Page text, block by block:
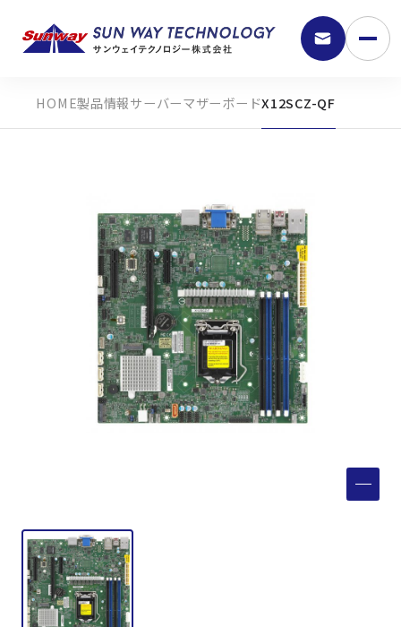
9:30 - 18:00
弊社の強み
製品検索
サービス
事例
製品情報サーバーマザーボードX12SCZ-QF